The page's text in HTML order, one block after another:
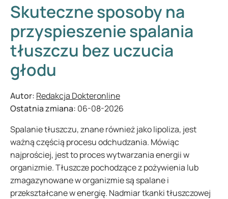
Skuteczne sposoby na
przyspieszenie spalania
tłuszczu bez uczucia
głodu
Autor: Redakcja Dokteronline
Ostatnia zmiana: 06-08-2026
Spalanie tłuszczu, znane również jako lipoliza, jest
ważną częścią procesu odchudzania. Mówiąc
najprościej, jest to proces wytwarzania energii w
organizmie. Tłuszcze pochodzące z pożywienia lub
zmagazynowane w organizmie są spalane i
przekształcane w energię. Nadmiar tkanki tłuszczowej